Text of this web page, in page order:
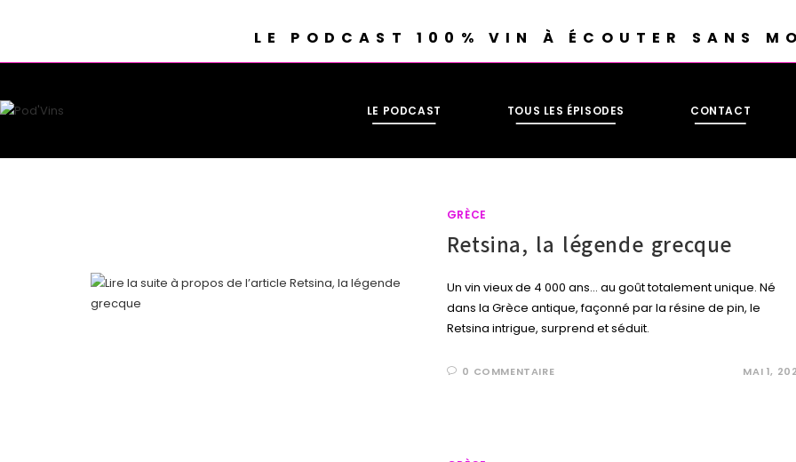
LE PODCAST 100% VIN À ÉCOUTER SANS
LE PODCAST TOUS LES ÉPISODES CONTACT
GRÈCE
Retsina, la légende grecque
Un vin vieux de 4 000 ans... au goût totalement unique. Né
dans la Grèce antique, façonné par la résine de pin, le
Retsina intrigue, surprend et séduit.
0 COMMENTAIRE MAI 1,